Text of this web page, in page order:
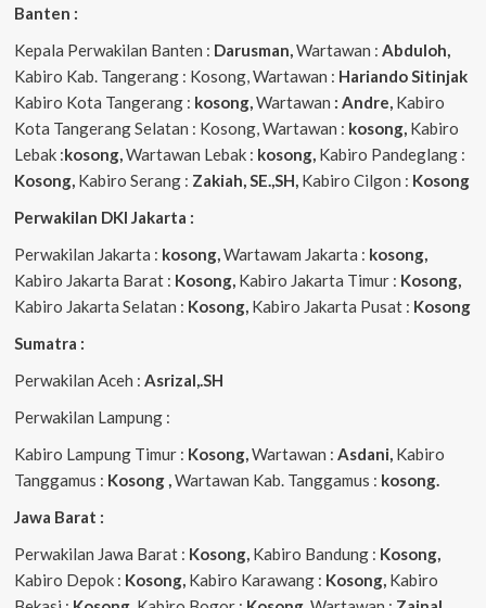
Banten :
Kepala Perwakilan Banten : Darusman, Wartawan : Abduloh,
Kabiro Kab. Tangerang : Kosong, Wartawan : Hariando Sitinjak
Kabiro Kota Tangerang : kosong, Wartawan : Andre, Kabiro
Kota Tangerang Selatan : Kosong, Wartawan : kosong, Kabiro
Lebak :kosong, Wartawan Lebak : kosong, Kabiro Pandeglang :
Kosong, Kabiro Serang : Zakiah, SE.,SH, Kabiro Cilgon : Kosong
Perwakilan DKI Jakarta :
Perwakilan Jakarta : kosong, Wartawam Jakarta : kosong,
Kabiro Jakarta Barat : Kosong, Kabiro Jakarta Timur : Kosong,
Kabiro Jakarta Selatan : Kosong, Kabiro Jakarta Pusat : Kosong
Sumatra :
Perwakilan Aceh : Asrizal,.SH
Perwakilan Lampung :
Kabiro Lampung Timur : Kosong, Wartawan : Asdani, Kabiro
Tanggamus : Kosong , Wartawan Kab. Tanggamus : kosong.
Jawa Barat :
Perwakilan Jawa Barat : Kosong, Kabiro Bandung : Kosong,
Kabiro Depok : Kosong, Kabiro Karawang : Kosong, Kabiro